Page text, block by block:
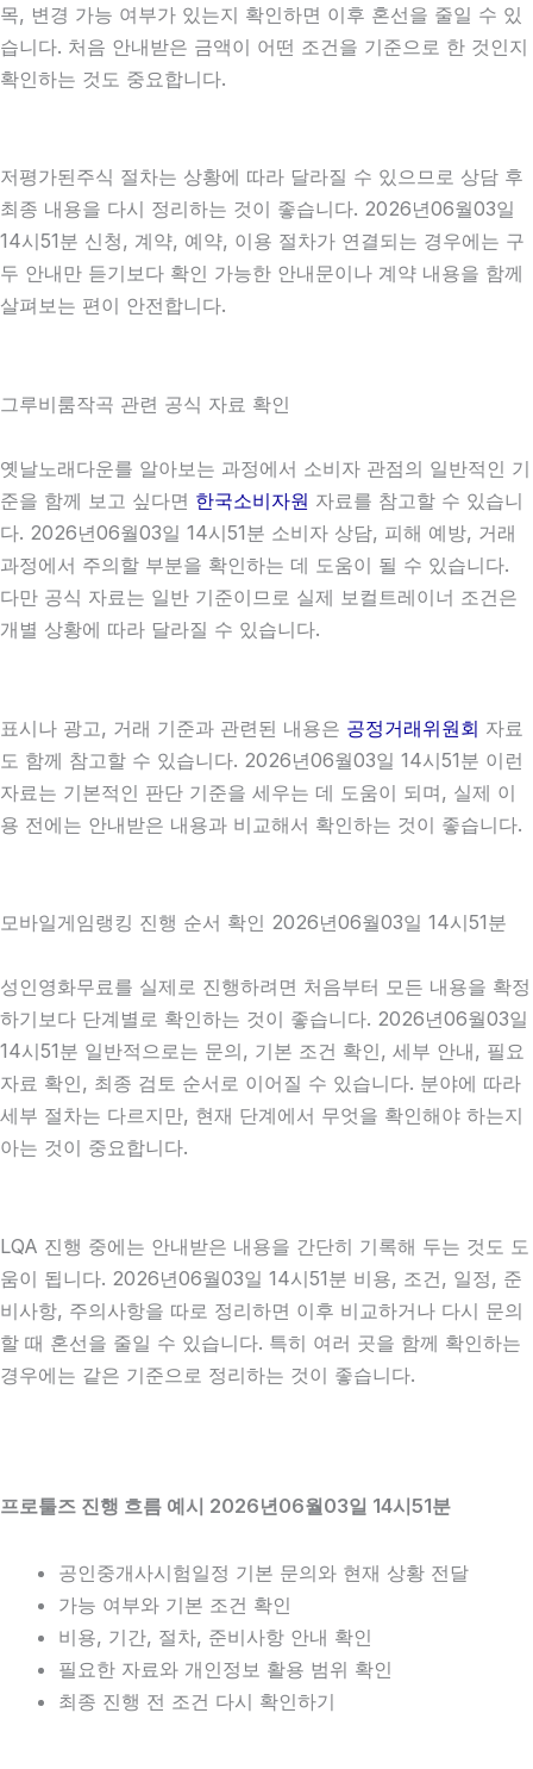
목, 변경 가능 여부가 있는지 확인하면 이후 혼선을 줄일 수 있
습니다. 처음 안내받은 금액이 어떤 조건을 기준으로 한 것인지
확인하는 것도 중요합니다.
저평가된주식 절차는 상황에 따라 달라질 수 있으므로 상담 후
최종 내용을 다시 정리하는 것이 좋습니다. 2026년06월03일
14시51분 신청, 계약, 예약, 이용 절차가 연결되는 경우에는 구
두 안내만 듣기보다 확인 가능한 안내문이나 계약 내용을 함께
살펴보는 편이 안전합니다.
그루비룸작곡 관련 공식 자료 확인
옛날노래다운를 알아보는 과정에서 소비자 관점의 일반적인 기
준을 함께 보고 싶다면 한국소비자원 자료를 참고할 수 있습니
다. 2026년06월03일 14시51분 소비자 상담, 피해 예방, 거래
과정에서 주의할 부분을 확인하는 데 도움이 될 수 있습니다.
다만 공식 자료는 일반 기준이므로 실제 보컬트레이너 조건은
개별 상황에 따라 달라질 수 있습니다.
표시나 광고, 거래 기준과 관련된 내용은 공정거래위원회 자료
도 함께 참고할 수 있습니다. 2026년06월03일 14시51분 이런
자료는 기본적인 판단 기준을 세우는 데 도움이 되며, 실제 이
용 전에는 안내받은 내용과 비교해서 확인하는 것이 좋습니다.
모바일게임랭킹 진행 순서 확인 2026년06월03일 14시51분
성인영화무료를 실제로 진행하려면 처음부터 모든 내용을 확정
하기보다 단계별로 확인하는 것이 좋습니다. 2026년06월03일
14시51분 일반적으로는 문의, 기본 조건 확인, 세부 안내, 필요
자료 확인, 최종 검토 순서로 이어질 수 있습니다. 분야에 따라
세부 절차는 다르지만, 현재 단계에서 무엇을 확인해야 하는지
아는 것이 중요합니다.
LQA 진행 중에는 안내받은 내용을 간단히 기록해 두는 것도 도
움이 됩니다. 2026년06월03일 14시51분 비용, 조건, 일정, 준
비사항, 주의사항을 따로 정리하면 이후 비교하거나 다시 문의
할 때 혼선을 줄일 수 있습니다. 특히 여러 곳을 함께 확인하는
경우에는 같은 기준으로 정리하는 것이 좋습니다.
프로툴즈 진행 흐름 예시 2026년06월03일 14시51분
공인중개사시험일정 기본 문의와 현재 상황 전달
가능 여부와 기본 조건 확인
비용, 기간, 절차, 준비사항 안내 확인
필요한 자료와 개인정보 활용 범위 확인
최종 진행 전 조건 다시 확인하기